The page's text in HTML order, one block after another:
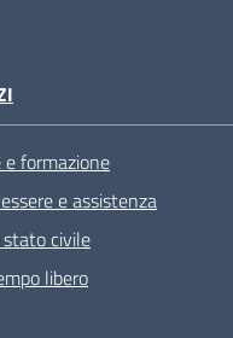
e formazione
e assistenza
civile
libero